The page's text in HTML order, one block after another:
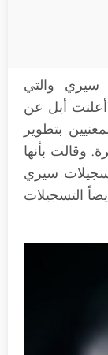
سيري والتي
أعلنت أبل عن
بتطوير
وقالت بأنها
سيري
التسجيلات